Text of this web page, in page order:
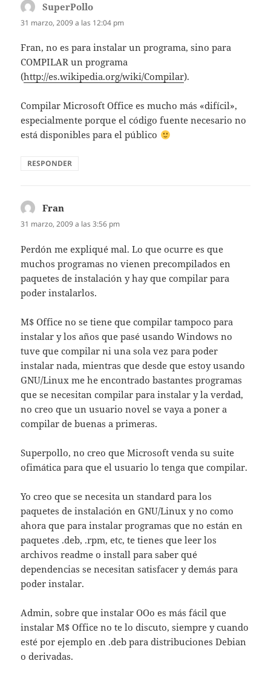
SuperPollo
31 marzo, 2009 a las 12:04 pm
Fran, no es para instalar un programa, sino para
COMPILAR un programa
(http://es.wikipedia.org/wiki/Compilar).
Compilar Microsoft Office es mucho más «difícil»,
especialmente porque el código fuente necesario no
está disponibles para el público
RESPONDER
Fran
31 marzo, 2009 a las 3:56 pm
Perdón me expliqué mal. Lo que ocurre es que
muchos programas no vienen precompilados en
paquetes de instalación y hay que compilar para
poder instalarlos.
M$ Office no se tiene que compilar tampoco para
instalar y los años que pasé usando Windows no
tuve que compilar ni una sola vez para poder
instalar nada, mientras que desde que estoy usando
GNU/Linux me he encontrado bastantes programas
que se necesitan compilar para instalar y la verdad,
no creo que un usuario novel se vaya a poner a
compilar de buenas a primeras.
Superpollo, no creo que Microsoft venda su suite
ofimática para que el usuario lo tenga que compilar.
Yo creo que se necesita un standard para los
paquetes de instalación en GNU/Linux y no como
ahora que para instalar programas que no están en
paquetes .deb, .rpm, etc, te tienes que leer los
archivos readme o install para saber qué
dependencias se necesitan satisfacer y demás para
poder instalar.
Admin, sobre que instalar OOo es más fácil que
instalar M$ Office no te lo discuto, siempre y cuando
esté por ejemplo en .deb para distribuciones Debian
o derivadas.